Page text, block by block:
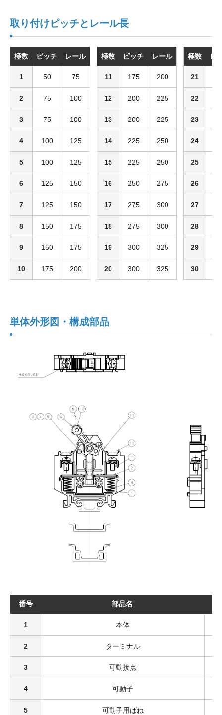
取り付けピッチとレール長
極数 ピッチ レール
1 50 75
2 75 100
3 75 100
4 100 125
5 100 125
6 125 150
7 125 150
8 150 175
9 150 175
10 175 200
極数 ピッチ レール
11 175 200
12 200 225
13 200 225
14 225 250
15 225 250
16 250 275
17 275 300
18 275 300
19 300 325
20 300 325
極数 ピ
21
22
23
24
25
26
27
28
29
30
単体外形図・構成部品
番号 部品名
1 本体
2 ターミナル
3 可動接点
4 可動子
5 可動子用ばね